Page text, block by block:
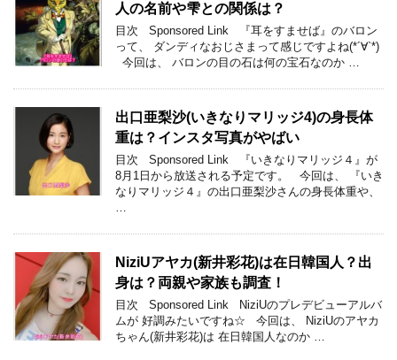
人の名前や雫との関係は？
目次 Sponsored Link 『耳をすませば』のバロン
って、 ダンディなおじさまって感じですよね(*´∀`*)
今回は、 バロンの目の石は何の宝石なのか …
出口亜梨沙(いきなりマリッジ4)の身長体
重は？インスタ写真がやばい
目次 Sponsored Link 『いきなりマリッジ４』が
8月1日から放送される予定です。 今回は、 『いき
なりマリッジ４』の出口亜梨沙さんの身長体重や、
…
NiziUアヤカ(新井彩花)は在日韓国人？出
身は？両親や家族も調査！
目次 Sponsored Link NiziUのプレデビューアルバ
ムが 好調みたいですね☆ 今回は、 NiziUのアヤカ
ちゃん(新井彩花)は 在日韓国人なのか …